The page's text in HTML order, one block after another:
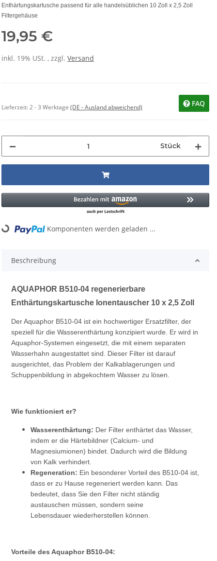
Enthärtungskartusche passend für alle handelsüblichen 10 Zoll x 2,5 Zoll
Filtergehäuse
19,95 €
inkl. 19% USt. , zzgl.Versand
Lieferzeit:2 - 3 Werktage(DE - Ausland abweichend) FAQ
Stück
Komponenten werden geladen ...
Beschreibung
AQUAPHOR B510-04 regenerierbare
Enthärtungskartusche Ionentauscher 10 x 2,5 Zoll
Der Aquaphor B510-04 ist ein hochwertiger Ersatzfilter, der
speziell für die Wasserenthärtung konzipiert wurde. Er wird in
Aquaphor-Systemen eingesetzt, die mit einem separaten
Wasserhahn ausgestattet sind. Dieser Filter ist darauf
ausgerichtet, das Problem der Kalkablagerungen und
Schuppenbildung in abgekochtem Wasser zu lösen.
Wie funktioniert er?
Wasserenthärtung: Der Filter enthärtet das Wasser,
indem er die Härtebildner (Calcium- und
Magnesiumionen) bindet. Dadurch wird die Bildung
von Kalk verhindert.
Regeneration: Ein besonderer Vorteil des B510-04 ist,
dass er zu Hause regeneriert werden kann. Das
bedeutet, dass Sie den Filter nicht ständig
austauschen müssen, sondern seine
Lebensdauer wiederherstellen können.
Vorteile des Aquaphor B510-04: